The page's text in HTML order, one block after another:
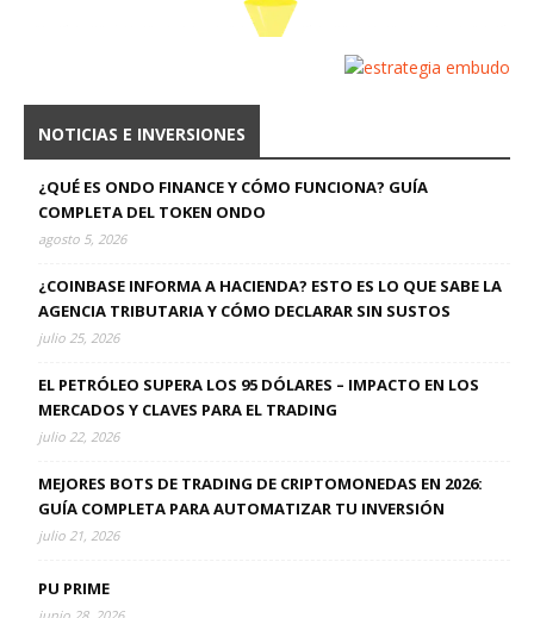
NOTICIAS E INVERSIONES
¿QUÉ ES ONDO FINANCE Y CÓMO FUNCIONA? GUÍA
COMPLETA DEL TOKEN ONDO
agosto 5, 2026
¿COINBASE INFORMA A HACIENDA? ESTO ES LO QUE SABE LA
AGENCIA TRIBUTARIA Y CÓMO DECLARAR SIN SUSTOS
julio 25, 2026
EL PETRÓLEO SUPERA LOS 95 DÓLARES – IMPACTO EN LOS
MERCADOS Y CLAVES PARA EL TRADING
julio 22, 2026
MEJORES BOTS DE TRADING DE CRIPTOMONEDAS EN 2026:
GUÍA COMPLETA PARA AUTOMATIZAR TU INVERSIÓN
julio 21, 2026
PU PRIME
junio 28, 2026